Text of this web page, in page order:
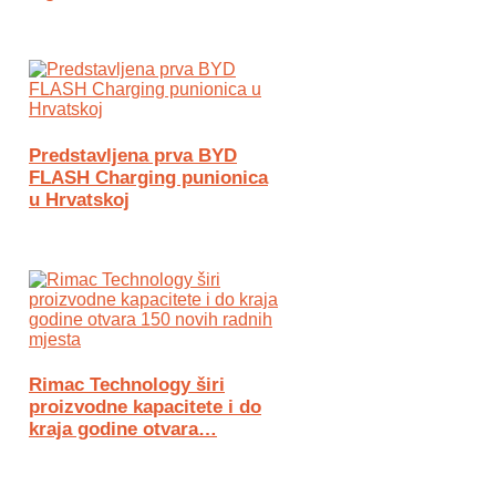
Predstavljena prva BYD
FLASH Charging punionica
u Hrvatskoj
Rimac Technology širi
proizvodne kapacitete i do
kraja godine otvara…